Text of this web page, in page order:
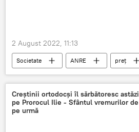
2 August 2022, 11:13
Societate ANRE preț
Creștinii ortodocși îl sărbătoresc astăzi
pe Prorocul Ilie - Sfântul vremurilor de
pe urmă